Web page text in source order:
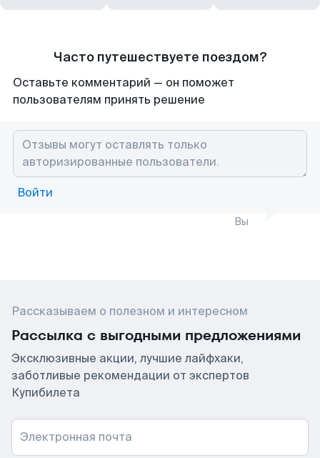
Часто путешествуете поездом?
Оставьте комментарий — он поможет
пользователям принять решение
Войти
Вы
Рассказываем о полезном и интересном
Рассылка с выгодными предложениями
Эксклюзивные акции, лучшие лайфхаки,
заботливые рекомендации от экспертов
Купибилета
Электронная почта